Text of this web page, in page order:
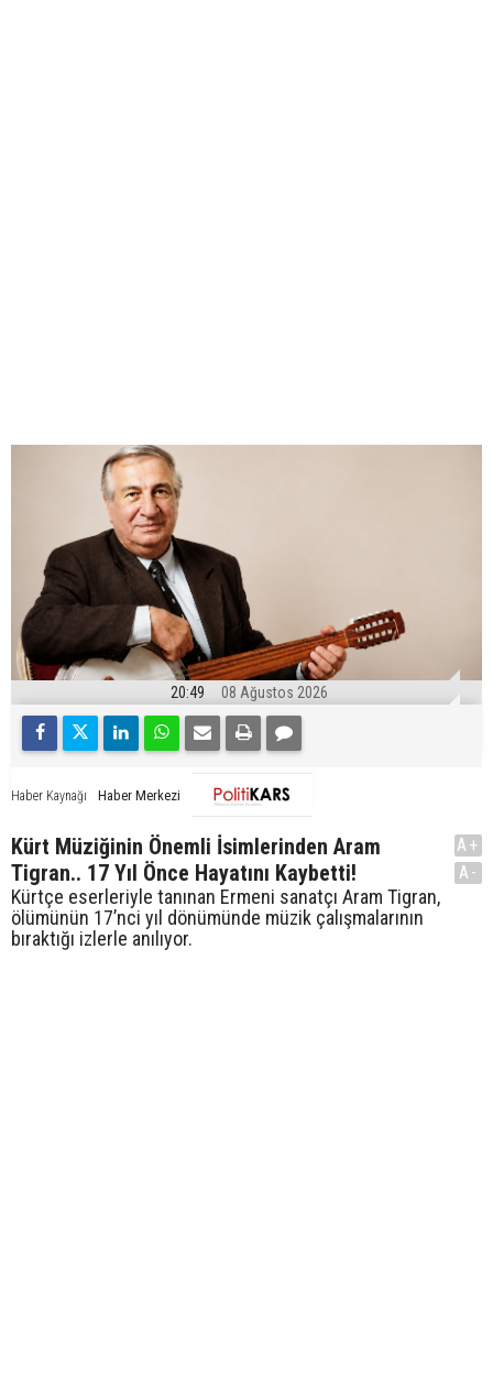
20:49 08 Ağustos 2026
Haber Kaynağı Haber Merkezi
Kürt Müziğinin Önemli İsimlerinden Aram
Tigran.. 17 Yıl Önce Hayatını Kaybetti!
Kürtçe eserleriyle tanınan Ermeni sanatçı Aram Tigran,
ölümünün 17’nci yıl dönümünde müzik çalışmalarının
bıraktığı izlerle anılıyor.
A+
A-